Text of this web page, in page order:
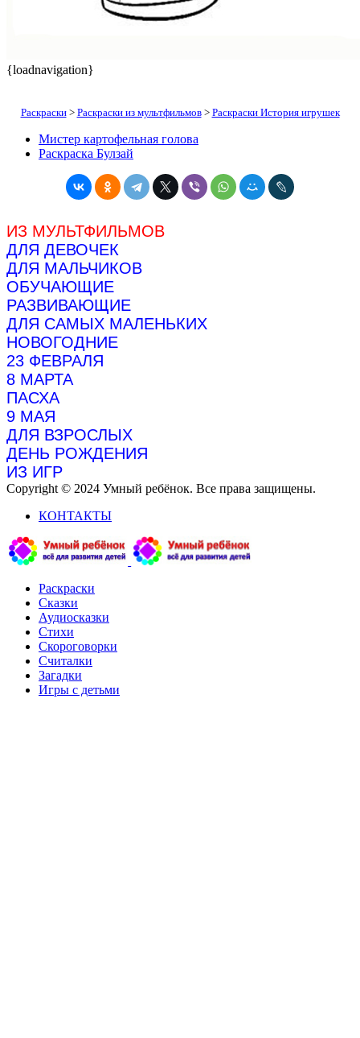
{loadnavigation}
Раскраски> Раскраски из мультфильмов> Раскраски История игрушек
Мистер картофельная голова
Раскраска Булзай
ИЗ МУЛЬТФИЛЬМОВ
ДЛЯ ДЕВОЧЕК
ДЛЯ МАЛЬЧИКОВ
ОБУЧАЮЩИЕ
РАЗВИВАЮЩИЕ
ДЛЯ САМЫХ МАЛЕНЬКИХ
НОВОГОДНИЕ
23 ФЕВРАЛЯ
8 МАРТА
ПАСХА
9 МАЯ
ДЛЯ ВЗРОСЛЫХ
ДЕНЬ РОЖДЕНИЯ
ИЗ ИГР
Copyright © 2024 Умный ребёнок. Все права защищены.
КОНТАКТЫ
Раскраски
Сказки
Аудиосказки
Стихи
Скороговорки
Считалки
Загадки
Игры с детьми